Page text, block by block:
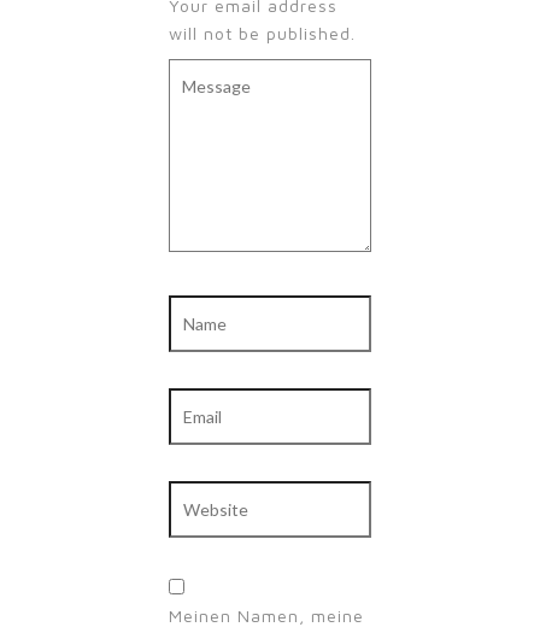
Your email address
will not be published.
Meinen Namen, meine